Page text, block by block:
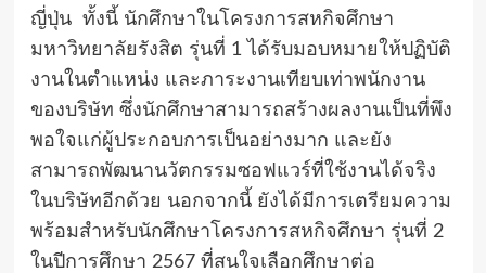
ญี่ปุ่น ทั้งนี้ นักศึกษาในโครงการสหกิจศึกษา
มหาวิทยาลัยรังสิต รุ่นที่ 1 ได้รับมอบหมายให้ปฏิบัติ
งานในตำแหน่ง และภาระงานเทียบเท่าพนักงาน
ของบริษัท ซึ่งนักศึกษาสามารถสร้างผลงานเป็นที่พึง
พอใจแก่ผู้ประกอบการเป็นอย่างมาก และยัง
สามารถพัฒนานวัตกรรมซอฟแวร์ที่ใช้งานได้จริง
ในบริษัทอีกด้วย นอกจากนี้ ยังได้มีการเตรียมความ
พร้อมสำหรับนักศึกษาโครงการสหกิจศึกษา รุ่นที่ 2
ในปีการศึกษา 2567 ที่สนใจเลือกศึกษาต่อ